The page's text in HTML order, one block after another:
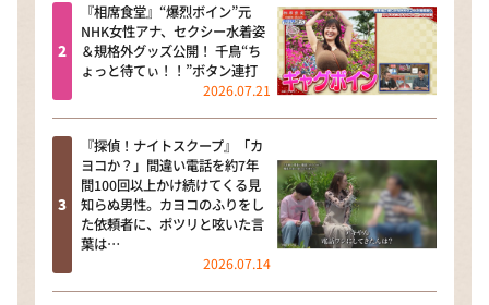
『相席食堂』“爆烈ボイン”元
NHK女性アナ、セクシー水着姿
＆規格外グッズ公開！ 千鳥“ち
ょっと待てぃ！！”ボタン連打
2026.07.21
『探偵！ナイトスクープ』「カ
ヨコか？」間違い電話を約7年
間100回以上かけ続けてくる見
知らぬ男性。カヨコのふりをし
た依頼者に、ポツリと呟いた言
葉は…
2026.07.14